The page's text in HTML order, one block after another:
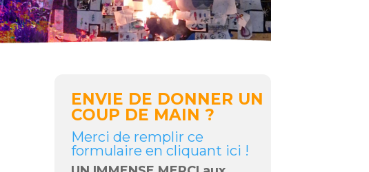
ENVIE DE DONNER UN
COUP DE MAIN ?
Merci de remplir ce
formulaire en cliquant ici !